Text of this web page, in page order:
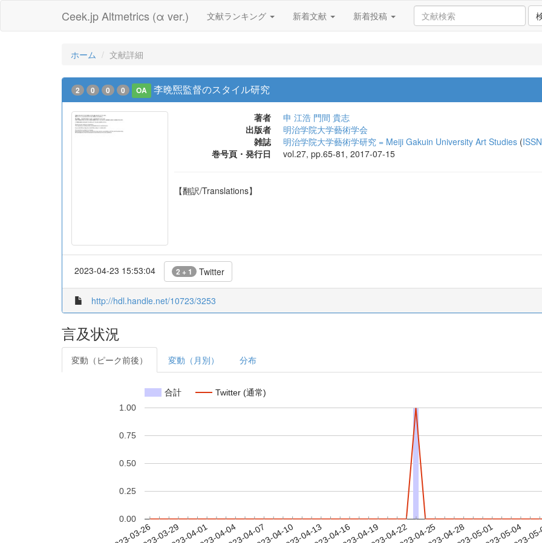
Ceek.jp Altmetrics (α ver.) 文献ランキング 新着文献 新着投稿
ホーム 文献詳細
2 0 0 0 OA 李晩煕監督のスタイル研究
著者 申 江浩 門間 貴志
出版者
明治学院大学藝術学会
雑誌
明治学院大学藝術学研究 = Meiji Gakuin University Art Studies (
巻号頁・発行日
vol.27, pp.65-81, 2017-07-15
【翻訳/Translations】
2023-04-23 15:53:04 2 + 1 Twitter
http://hdl.handle.net/10723/3253
言及状況
変動（ピーク前後） 変動（月別） 分布
合計 Twitter (通常)
2023-03-262023-03-292023-04-012023-04-042023-04-072023-04-102023-04-132023-04-162023-04-192023-04-222023-04-252023-04-282023-05-012023-05-04
2023-
0.00
0.25
0.50
0.75
1.00